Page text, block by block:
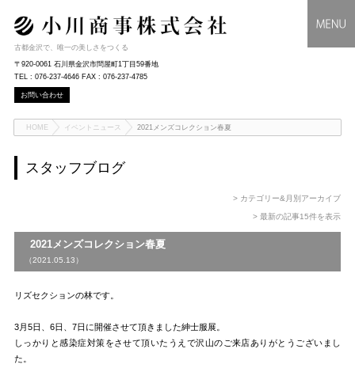
古都金沢で、唯一の美しさをつくる
〒920-0061 石川県金沢市問屋町1丁目59番地
TEL : 076-237-4646 FAX : 076-237-4785
お問い合わせ
HOME イベントニュース 2021メンズコレクション春夏
スタッフブログ
> カテゴリー&月別アーカイブ
> 最新の記事15件を表示
2021メンズコレクション春夏
（2021.05.13）
リズセクションの林です。
3月5日、6日、7日に開催させて頂きました紳士服展。
しっかりと感染症対策をさせて頂いたうえで沢山のご来店ありがとうございまし
た。